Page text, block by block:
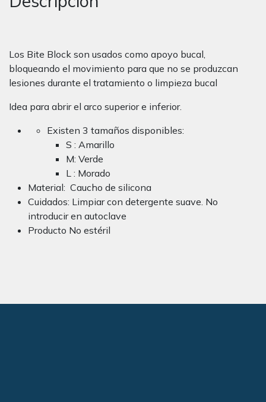
Los Bite Block son usados como apoyo bucal,
bloqueando el movimiento para que no se produzcan
lesiones durante el tratamiento o limpieza bucal
Idea para abrir el arco superior e inferior.
Existen 3 tamaños disponibles:
S : Amarillo
M: Verde
L : Morado
Material: Caucho de silicona
Cuidados: Limpiar con detergente suave. No
introducir en autoclave
Producto No estéril